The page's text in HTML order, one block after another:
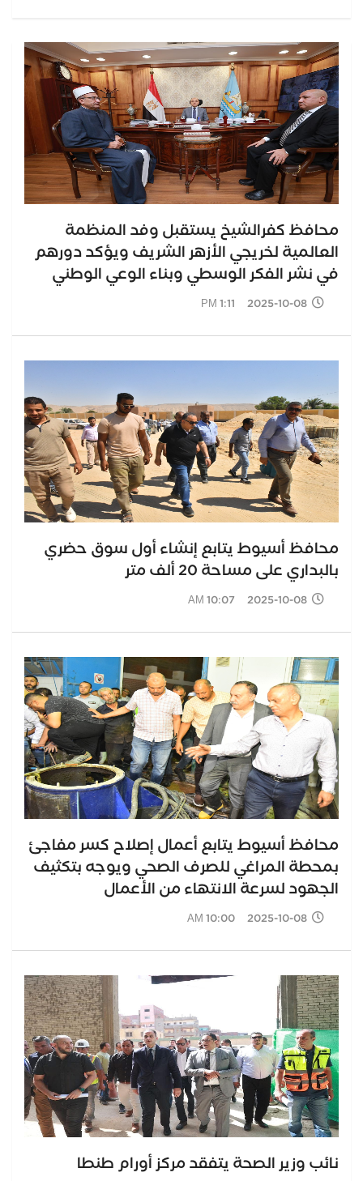
محافظ كفرالشيخ يستقبل وفد المنظمة
العالمية لخريجي الأزهر الشريف ويؤكد دورهم
في نشر الفكر الوسطي وبناء الوعي الوطني
2025-10-08 1:11 PM
محافظ أسيوط يتابع إنشاء أول سوق حضري
بالبداري على مساحة 20 ألف متر
2025-10-08 10:07 AM
محافظ أسيوط يتابع أعمال إصلاح كسر مفاجئ
بمحطة المراغي للصرف الصحي ويوجه بتكثيف
الجهود لسرعة الانتهاء من الأعمال
2025-10-08 10:00 AM
نائب وزير الصحة يتفقد مركز أورام طنطا